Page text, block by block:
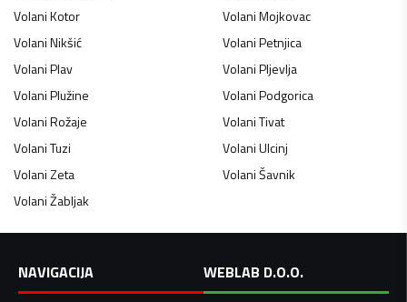
VolaniKotor VolaniMojkovac
VolaniNikšić VolaniPetnjica
VolaniPlav VolaniPljevlja
VolaniPlužine VolaniPodgorica
VolaniRožaje VolaniTivat
VolaniTuzi VolaniUlcinj
VolaniZeta VolaniŠavnik
VolaniŽabljak
NAVIGACIJA
WEBLAB D.O.O.